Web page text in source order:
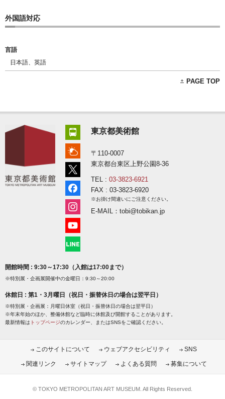
外国語対応
言語
日本語、英語
PAGE TOP
東京都美術館
〒110-0007
東京都台東区上野公園8-36
TEL : 03-3823-6921
FAX : 03-3823-6920
※お掛け間違いにご注意ください。
E-MAIL：tobi@tobikan.jp
開館時間 : 9:30～17:30（入館は17:00まで）
※特別展・企画展開催中の金曜日：9:30～20:00
休館日 : 第1・3月曜日（祝日・振替休日の場合は翌平日）
※特別展・企画展：月曜日休室（祝日・振替休日の場合は翌平日）
※年末年始のほか、整備休館など臨時に休館及び開館することがあります。
最新情報は トップページのカレンダー、またはSNSをご確認ください。
このサイトについて ウェブアクセシビリティ SNS
関連リンク サイトマップ よくある質問 募集について
© TOKYO METROPOLITAN ART MUSEUM. All Rights Reserved.